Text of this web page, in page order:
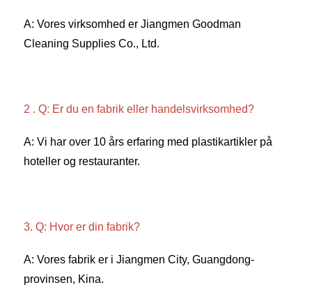
A: Vores virksomhed er Jiangmen Goodman
Cleaning Supplies Co., Ltd.
2 . Q: Er du en fabrik eller handelsvirksomhed?
A: Vi har over 10 års erfaring med plastikartikler på
hoteller og restauranter.
3. Q: Hvor er din fabrik?
A: Vores fabrik er i Jiangmen City, Guangdong-
provinsen, Kina.